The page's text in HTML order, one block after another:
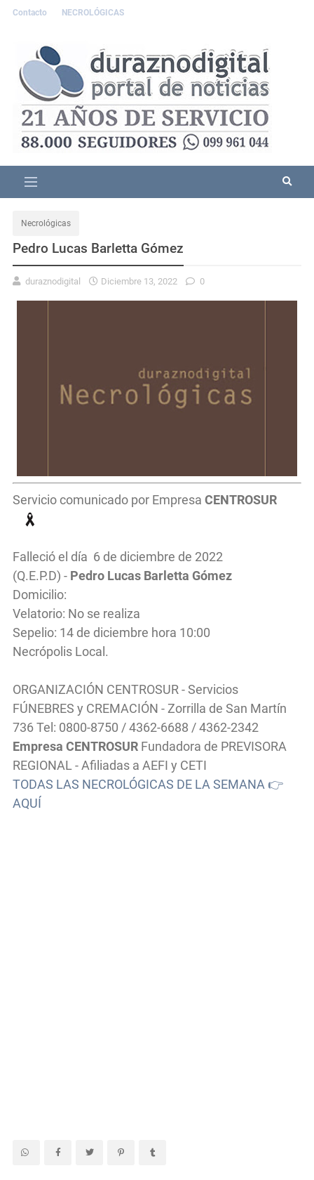
Contacto NECROLÓGICAS
Necrológicas
Pedro Lucas Barletta Gómez
duraznodigital Diciembre 13, 2022 0
Servicio comunicado por Empresa CENTROSUR
Falleció el día 6 de diciembre de 2022
(Q.E.P.D) - Pedro Lucas Barletta Gómez
Domicilio:
Velatorio: No se realiza
Sepelio: 14 de diciembre hora 10:00
Necrópolis Local.
ORGANIZACIÓN CENTROSUR - Servicios
FÚNEBRES y CREMACIÓN - Zorrilla de San Martín
736 Tel: 0800-8750 / 4362-6688 / 4362-2342
Empresa CENTROSUR Fundadora de PREVISORA
REGIONAL - Afiliadas a AEFI y CETI
TODAS LAS NECROLÓGICAS DE LA SEMANA 👉
AQUÍ